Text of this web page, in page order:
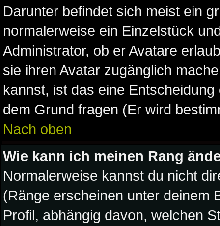
Darunter befindet sich meist ein
normalerweise ein Einzelstück
Administrator, ob er Avatare
sie ihren Avatar zugänglich
kannst, ist das eine
dem Grund fragen (Er wird
Nach oben
Wie kann ich meinen Rang
Normalerweise kannst du nicht
(Ränge erscheinen unter deinem
Profil, abhängig davon, welchen